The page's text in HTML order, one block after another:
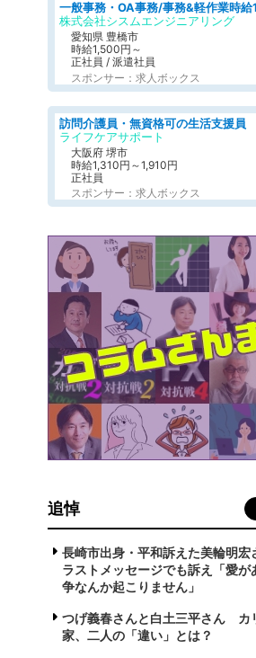
株式会社シスムエンジニアリング
愛知県 豊橋市
時給1,500円～
正社員 / 派遣社員
スポンサー：求人ボックス
訪問介護員・無資格可の生活支援員
ライフケアサポート
大阪府 堺市
時給1,310円～1,910円
正社員
スポンサー：求人ボックス
追悼
長崎市出身・平和訴えた美輪明
ラストメッセージでも訴え「愛
争なんか起こりません」
つげ義春さんと白土三平さん カ
家、二人の「違い」とは？